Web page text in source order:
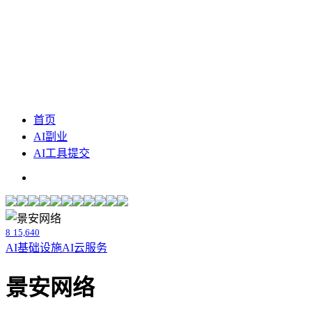
首页
AI副业
AI工具提交
8 15,640
AI基础设施AI云服务
景安网络